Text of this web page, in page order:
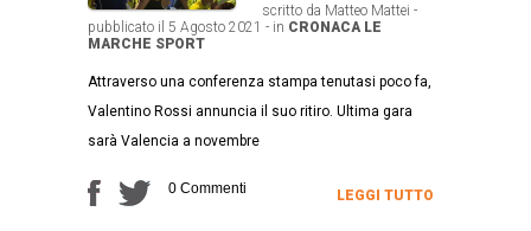
scritto da Matteo Mattei -
pubblicato il 5 Agosto 2021 - in CRONACA LE
MARCHE SPORT
Attraverso una conferenza stampa tenutasi poco fa,
Valentino Rossi annuncia il suo ritiro. Ultima gara
sarà Valencia a novembre
0 Commenti LEGGI TUTTO